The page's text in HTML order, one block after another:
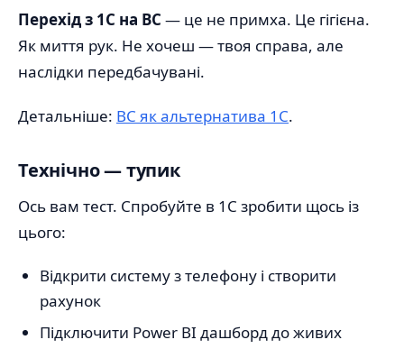
Перехід з 1С на BC — це не примха. Це гігієна.
Як миття рук. Не хочеш — твоя справа, але
наслідки передбачувані.
Детальніше: BC як альтернатива 1С.
Технічно — тупик
Ось вам тест. Спробуйте в 1С зробити щось із
цього:
Відкрити систему з телефону і створити
рахунок
Підключити Power BI дашборд до живих